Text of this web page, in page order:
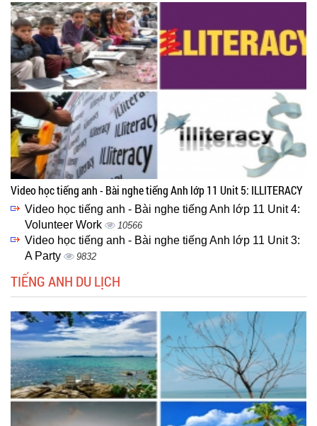
Video học tiếng anh - Bài nghe tiếng Anh lớp 11 Unit 5: ILLITERACY
Video học tiếng anh - Bài nghe tiếng Anh lớp 11 Unit 4:
Volunteer Work
10566
Video học tiếng anh - Bài nghe tiếng Anh lớp 11 Unit 3:
A Party
9832
TIẾNG ANH DU LỊCH